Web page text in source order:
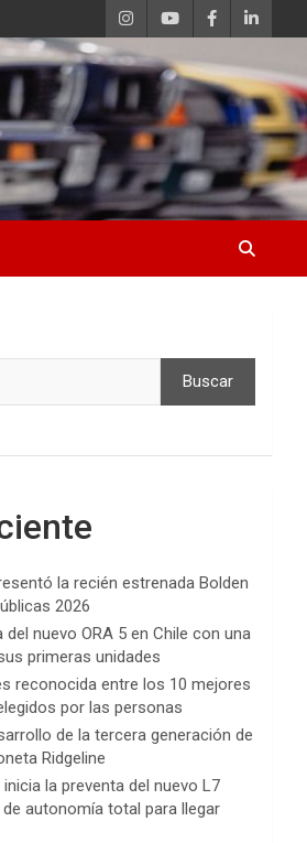
Buscar
la recién estrenada Bolden
2026
del nuevo ORA 5 en Chile con una
primeras unidades
reconocida entre los 10 mejores
por las personas
de la tercera generación de
Ridgeline
la preventa del nuevo L7
de autonomía total para llegar